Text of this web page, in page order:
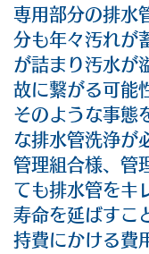
専用部分の排水
分も年々汚れが
が詰まり汚水が
故に繋がる可能
そのような事態
な排水管洗浄が
管理組合様、管
ても排水管をキ
寿命を延ばすこ
持費にかける費